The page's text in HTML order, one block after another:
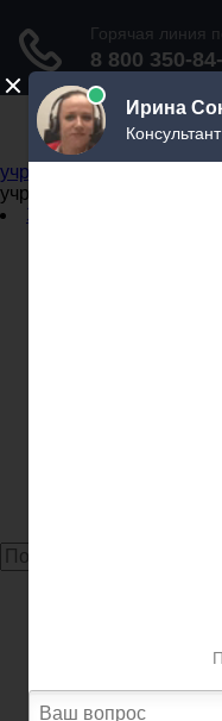
Не официальный
учреждений
учреждений
Задать вопрос юристу
Нотариусы в
продажу